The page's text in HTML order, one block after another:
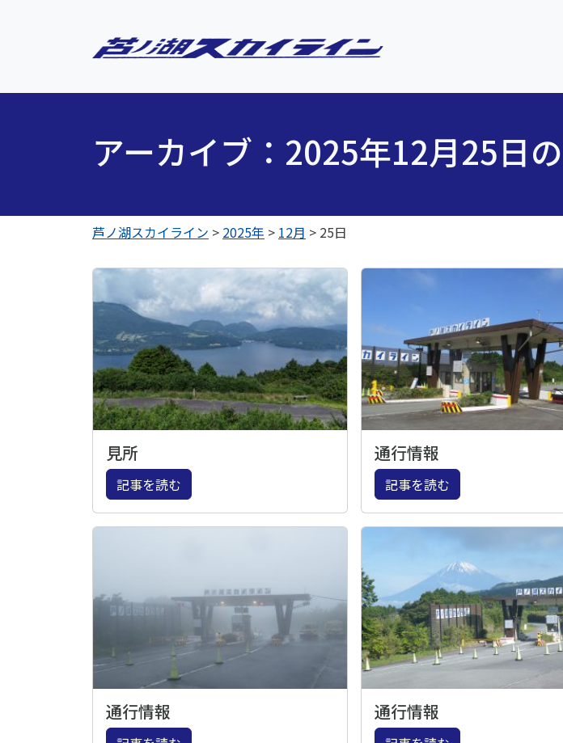
アーカイブ：2025年12月25日
芦ノ湖スカイライン > 2025年 > 12月 > 25日
見所
記事を読む
通行情報
記事を読む
通行情報 通行情報